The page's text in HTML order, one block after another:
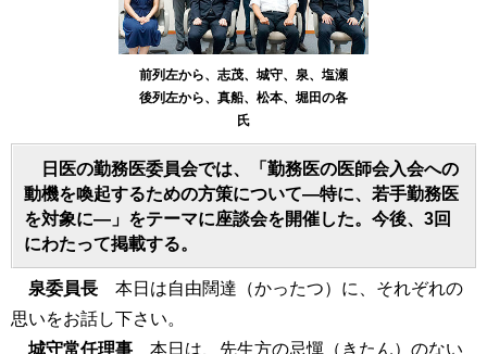
前列左から、志茂、城守、泉、塩瀬
後列左から、真船、松本、堀田の各
氏
日医の勤務医委員会では、「勤務医の医師会入会への
動機を喚起するための方策について―特に、若手勤務医
を対象に―」をテーマに座談会を開催した。今後、3回
にわたって掲載する。
泉委員長 本日は自由闊達（かったつ）に、それぞれの
思いをお話し下さい。
城守常任理事 本日は、先生方の忌憚（きたん）のない